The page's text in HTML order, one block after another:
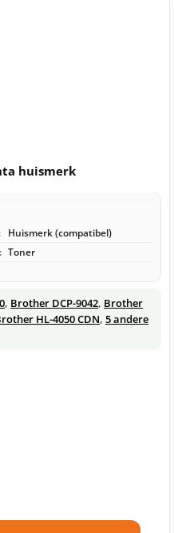
huismerk
Huismerk (compatibel)
Toner
, Brother DCP-9042, Brother
HL-4050 CDN, 5 andere
huismerk aantal